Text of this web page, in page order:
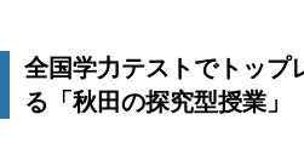
全国学力テストでトップ
る「秋田の探究型授業」